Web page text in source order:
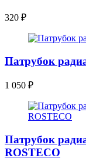
320 ₽
Патрубок
1 050 ₽
Патрубок
ROSTECO